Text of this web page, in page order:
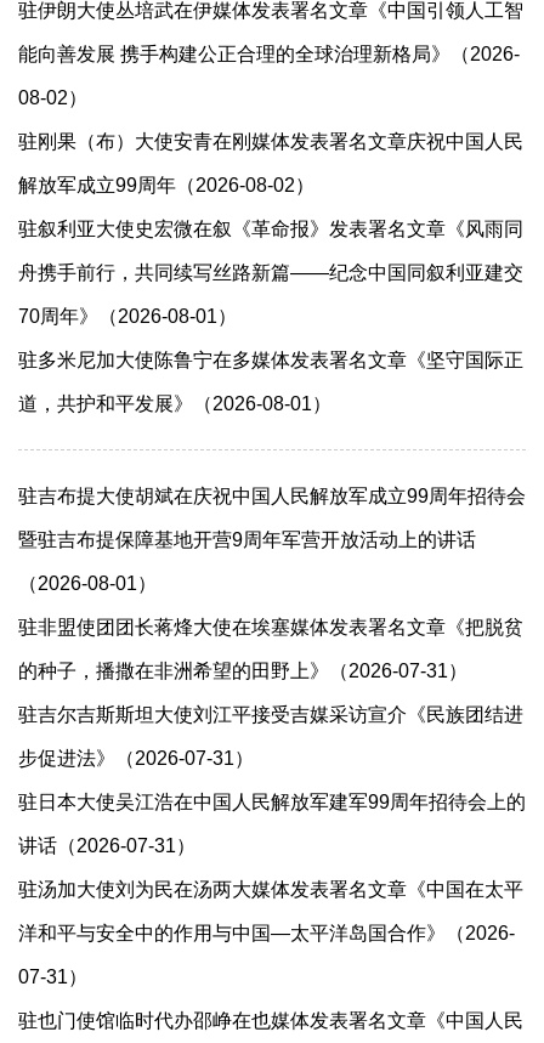
驻伊朗大使丛培武在伊媒体发表署名文章《中国引领人工智
能向善发展 携手构建公正合理的全球治理新格局》（2026-
08-02）
驻刚果（布）大使安青在刚媒体发表署名文章庆祝中国人民
解放军成立99周年（2026-08-02）
驻叙利亚大使史宏微在叙《革命报》发表署名文章《风雨同
舟携手前行，共同续写丝路新篇——纪念中国同叙利亚建交
70周年》（2026-08-01）
驻多米尼加大使陈鲁宁在多媒体发表署名文章《坚守国际正
道，共护和平发展》（2026-08-01）
驻吉布提大使胡斌在庆祝中国人民解放军成立99周年招待会
暨驻吉布提保障基地开营9周年军营开放活动上的讲话
（2026-08-01）
驻非盟使团团长蒋烽大使在埃塞媒体发表署名文章《把脱贫
的种子，播撒在非洲希望的田野上》（2026-07-31）
驻吉尔吉斯斯坦大使刘江平接受吉媒采访宣介《民族团结进
步促进法》（2026-07-31）
驻日本大使吴江浩在中国人民解放军建军99周年招待会上的
讲话（2026-07-31）
驻汤加大使刘为民在汤两大媒体发表署名文章《中国在太平
洋和平与安全中的作用与中国—太平洋岛国合作》（2026-
07-31）
驻也门使馆临时代办邵峥在也媒体发表署名文章《中国人民